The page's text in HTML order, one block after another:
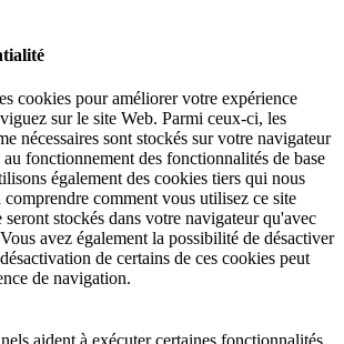
cookies pour améliorer votre expérience
sur le site Web. Parmi ceux-ci, les
nécessaires sont stockés sur votre navigateur
au fonctionnement des fonctionnalités de base
également des cookies tiers qui nous
comprendre comment vous utilisez ce site
stockés dans votre navigateur qu'avec
avez également la possibilité de désactiver
de certains de ces cookies peut
de navigation.